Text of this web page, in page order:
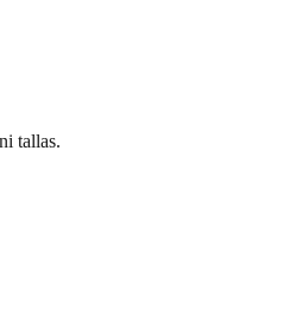
tallas.